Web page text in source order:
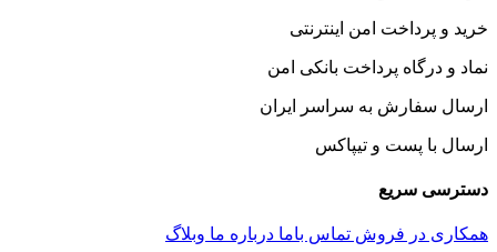
خرید و پرداخت امن اینترنتی
نماد و درگاه پرداخت بانکی امن
ارسال سفارش به سراسر ایران
ارسال با پست و تیپاکس
دسترسی سریع
همکاری در فروش تماس باما درباره ما وبلاگ